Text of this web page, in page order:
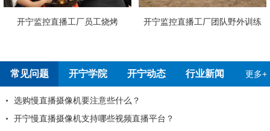
开宁监控直播工厂团队野外训练
常见问题 开宁学院 开宁动态 行业新闻 更多+
平台？
工程商如何制定营销方案？